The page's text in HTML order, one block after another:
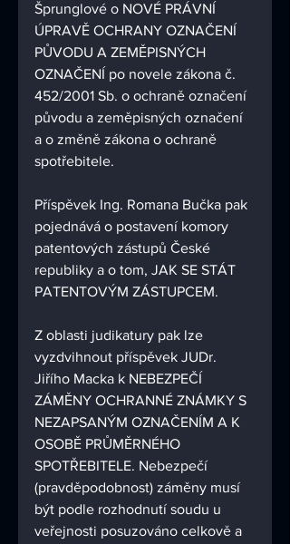
Šprunglové o NOVÉ PRÁVNÍ
ÚPRAVĚ OCHRANY OZNAČENÍ
PŮVODU A ZEMĚPISNÝCH
OZNAČENÍ po novele zákona č.
452/2001 Sb. o ochraně označení
původu a zeměpisných označení
a o změně zákona o ochraně
spotřebitele.
Příspěvek Ing. Romana Bučka pak
pojednává o postavení komory
patentových zástupů České
republiky a o tom, JAK SE STÁT
PATENTOVÝM ZÁSTUPCEM.
Z oblasti judikatury pak lze
vyzdvihnout příspěvek JUDr.
Jiřího Macka k NEBEZPEČÍ
ZÁMĚNY OCHRANNÉ ZNÁMKY S
NEZAPSANÝM OZNAČENÍM A K
OSOBĚ PRŮMĚRNÉHO
SPOTŘEBITELE. Nebezpečí
(pravděpodobnost) záměny musí
být podle rozhodnutí soudu u
veřejnosti posuzováno celkově a